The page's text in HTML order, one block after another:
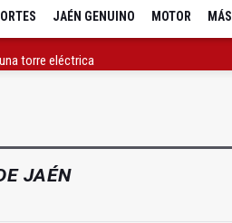
JAÉN GENUINO MOTOR MÁS
torre eléctrica
JAÉN